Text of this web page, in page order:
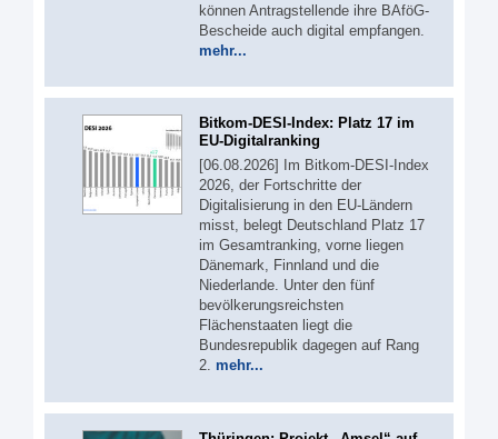
können Antragstellende ihre BAföG-
Bescheide auch digital empfangen.
mehr...
Bitkom-DESI-Index: Platz 17 im
EU-Digitalranking
[06.08.2026] Im Bitkom-DESI-Index
2026, der Fortschritte der
Digitalisierung in den EU-Ländern
misst, belegt Deutschland Platz 17
im Gesamtranking, vorne liegen
Dänemark, Finnland und die
Niederlande. Unter den fünf
bevölkerungsreichsten
Flächenstaaten liegt die
Bundesrepublik dagegen auf Rang
2. mehr...